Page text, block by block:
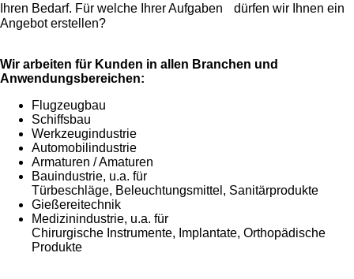
Ihren Bedarf. Für welche Ihrer Aufgaben dürfen wir Ihnen ein
Angebot erstellen?
Wir arbeiten für Kunden in allen Branchen und
Anwendungsbereichen:
Flugzeugbau
Schiffsbau
Werkzeugindustrie
Automobilindustrie
Armaturen / Amaturen
Bauindustrie, u.a. für
Türbeschläge, Beleuchtungsmittel, Sanitärprodukte
Gießereitechnik
Medizinindustrie, u.a. für
Chirurgische Instrumente, Implantate, Orthopädische
Produkte